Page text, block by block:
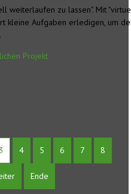
weiterlaufen zu lassen". Mit
kleine Aufgaben erledigen, um
Projekt
3 4 5 6 7 8
Ende